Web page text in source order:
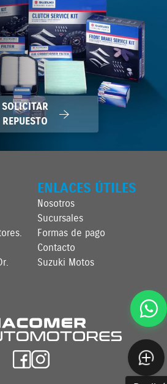
SOLICITAR
REPUESTO
ENLACES ÚTILES
Nosotros
Sucursales
Formas de pago
Contacto
Suzuki Motos